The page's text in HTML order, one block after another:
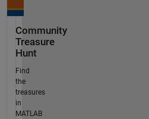
Community
Treasure
Hunt
Find
the
treasures
in
MATLAB